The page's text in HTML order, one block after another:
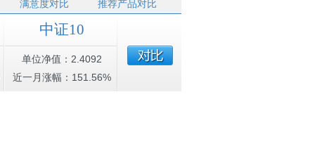
满意度对比 推荐产品对比
中证10
单位净值：2.4092
近一月涨幅：151.56%